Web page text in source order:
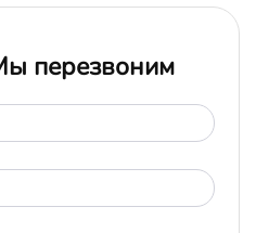
перезвоним